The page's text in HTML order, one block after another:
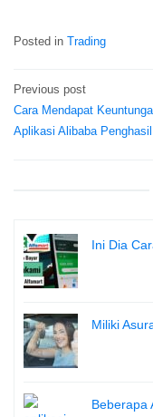
Posted in Trading
Post
navigation
Previous post
Cara Mendapat
Aplikasi Alibaba
Ini Dia
Miliki
Beberapa